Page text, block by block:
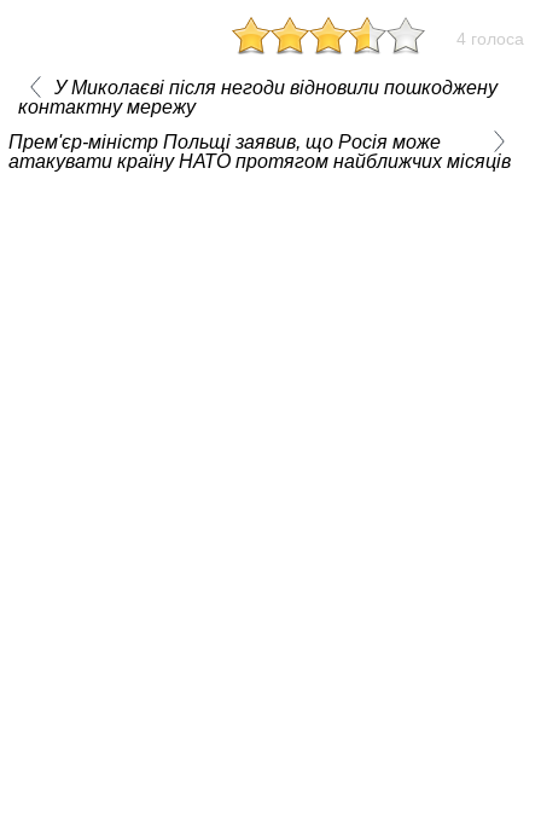
4 голоса
У Миколаєві після негоди відновили пошкоджену
контактну мережу
Прем'єр-міністр Польщі заявив, що Росія може
атакувати країну НАТО протягом найближчих місяців